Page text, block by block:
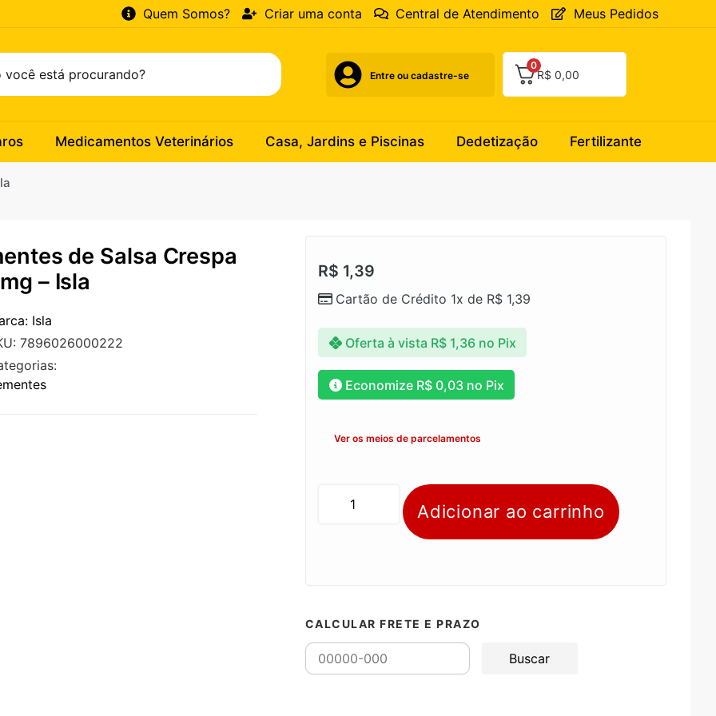
Quem Somos? Criar uma conta Central de Atendimento Meus Pedidos
Entre ou cadastre-se
0
R$ 0,00
Medicamentos Veterinários Casa, Jardins e Piscinas Dedetização Fertilizante
de Salsa Crespa
– Isla
Isla
7896026000222
R$ 1,39
Cartão de Crédito 1x de R$1,39
Oferta à vista R$1,36 no Pix
Economize R$0,03no Pix
Ver os meios de parcelamentos
Adicionar ao carrinho
CALCULAR FRETE E PRAZO